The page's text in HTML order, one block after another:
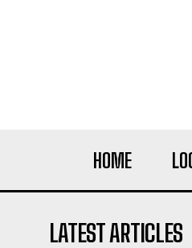
HOME
LATEST ARTICLES